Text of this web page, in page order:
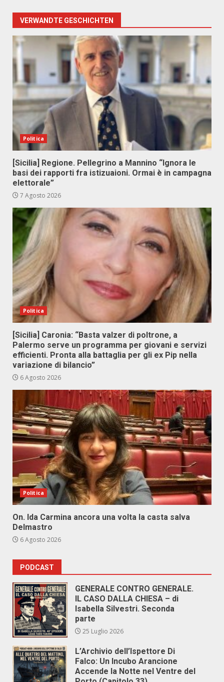
VERWANDTE GESCHICHTEN
Politica
[Sicilia] Regione. Pellegrino a Mannino “Ignora le
basi dei rapporti fra istizuaioni. Ormai è in campagna
elettorale”
7 Agosto 2026
Politica
[Sicilia] Caronia: “Basta valzer di poltrone, a
Palermo serve un programma per giovani e servizi
efficienti. Pronta alla battaglia per gli ex Pip nella
variazione di bilancio”
6 Agosto 2026
Politica
On. Ida Carmina ancora una volta la casta salva
Delmastro
6 Agosto 2026
PODCAST
GENERALE CONTRO GENERALE.
IL CASO DALLA CHIESA – di
Isabella Silvestri. Seconda
parte
25 Luglio 2026
L’Archivio dell’Ispettore Di
Falco: Un Incubo Arancione
Accende la Notte nel Ventre del